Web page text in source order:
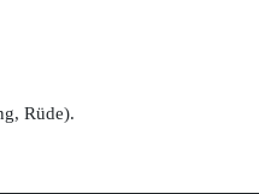
Rüde).